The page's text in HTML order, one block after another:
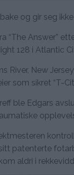
og gir seg
“The Answer”
128 i Atlantic
River, New
som sikret
ble Edgars
patenterte
aldri i